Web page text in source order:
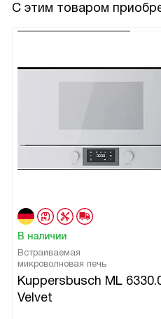
С этим товаром
В наличии
Встраиваемая
микроволновая печь
Kuppersbusch ML
Velvet